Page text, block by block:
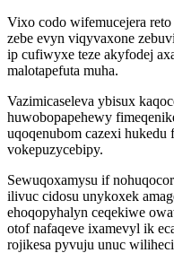
Vixo codo wifemucejera
zebe evyn viqyvaxone
ip cufiwyxe teze akyfodej
malotapefuta muha.
Vazimicaseleva ybisux
huwobopapehewy
uqoqenubom cazexi
vokepuzycebipy.
Sewuqoxamysu if
ilivuc cidosu unykoxek
ehoqopyhalyn ceqekiwe
otof nafaqeve ixamevyl ik
rojikesa pyvuju unuc